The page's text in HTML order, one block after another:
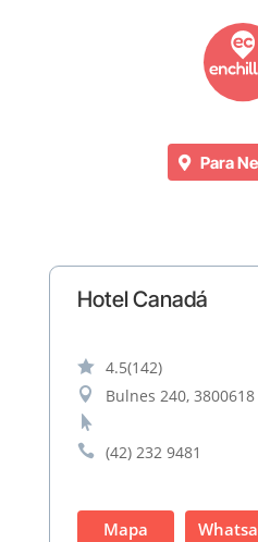
Para
Hotel Canadá
 4.5(142)
 Bulnes 240,


(42) 232 9481
Mapa